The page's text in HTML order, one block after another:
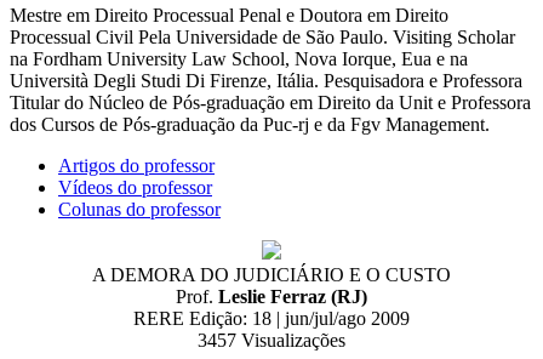
Mestre em Direito Processual Penal e Doutora em Direito
Processual Civil Pela Universidade de São Paulo. Visiting Scholar
na Fordham University Law School, Nova Iorque, Eua e na
Università Degli Studi Di Firenze, Itália. Pesquisadora e Professora
Titular do Núcleo de Pós-graduação em Direito da Unit e Professora
dos Cursos de Pós-graduação da Puc-rj e da Fgv Management.
Artigos do professor
Vídeos do professor
Colunas do professor
A DEMORA DO JUDICIÁRIO E O CUSTO
Prof. Leslie Ferraz (RJ)
RERE Edição: 18 | jun/jul/ago 2009
3457 Visualizações